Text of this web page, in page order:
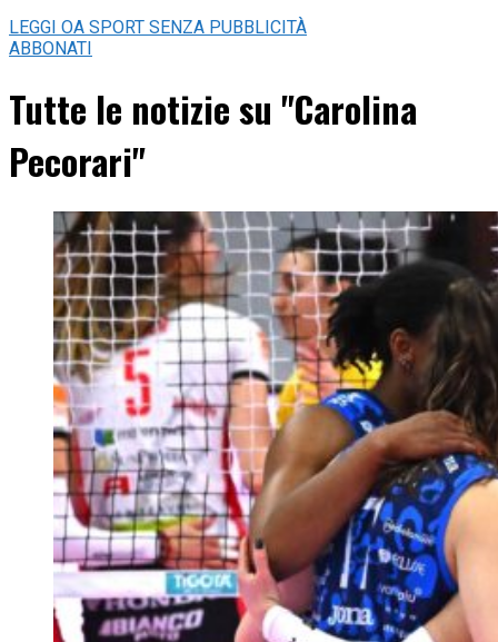
LEGGI OA SPORT SENZA PUBBLICITÀ
ABBONATI
Tutte le notizie su "Carolina
Pecorari"